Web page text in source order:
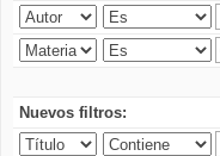
Nuevos filtros: